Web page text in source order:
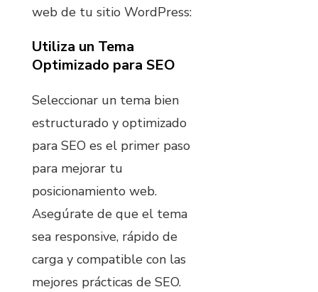
web de tu sitio WordPress:
Utiliza un Tema
Optimizado para SEO
Seleccionar un tema bien
estructurado y optimizado
para SEO es el primer paso
para mejorar tu
posicionamiento web.
Asegúrate de que el tema
sea responsive, rápido de
carga y compatible con las
mejores prácticas de SEO.